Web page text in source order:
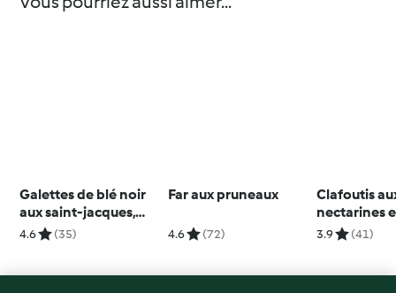
Galettes de blé noir
aux saint-jacques,
sauce à l'andouille
4.6 (35)
Far aux pruneaux
4.6 (72)
Clafoutis
nectarines
3.9 (41)